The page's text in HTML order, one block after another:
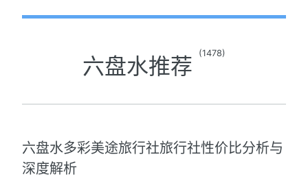
六盘水推荐 (1478)
六盘水多彩美途旅行社旅行社性价比分析与
深度解析